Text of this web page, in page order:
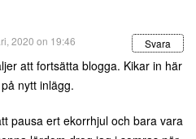
2020 on 19:46 Svara
att fortsätta blogga. Kikar in här
nytt inlägg.
pausa ert ekorrhjul och bara vara